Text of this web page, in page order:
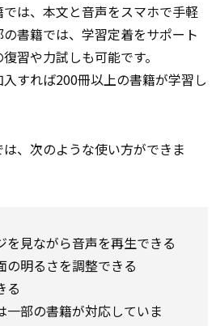
では、本文と音声をスマホで手軽
書籍では、学習定着をサポート
習や力試しも可能です。
すれば200冊以上の書籍が学習し
は、次のような使い方ができま
見ながら音声を再生できる
明るさを調整できる
る
部の書籍が対応していま